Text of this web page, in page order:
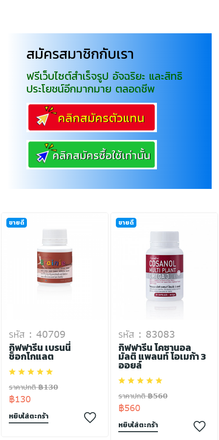
สมัครสมาชิกกับเรา
ฟรีเว็บไซต์สำเร็จรูป อัจฉริยะ และสิทธิ
ประโยชน์อีกมากมาย ตลอดชีพ
ขายดี
รหัส : 40709
กิฟฟารีน เบรนนี่
ช็อกโกแลต
ราคาปกติ ฿130
฿130
หยิบใส่ตะกร้า
ขายดี
รหัส : 83083
กิฟฟารีน โคซานอล
มัลติ แพลนท์ โอเมก้า 3
ออยล์
ราคาปกติ ฿560
฿560
หยิบใส่ตะกร้า